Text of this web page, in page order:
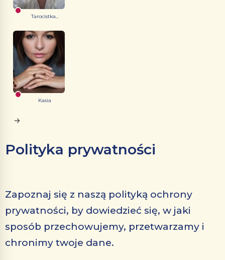
Tarocistka...
Kasia
Polityka prywatności
Zapoznaj się z naszą polityką ochrony
prywatności, by dowiedzieć się, w jaki
sposób przechowujemy, przetwarzamy i
chronimy twoje dane.